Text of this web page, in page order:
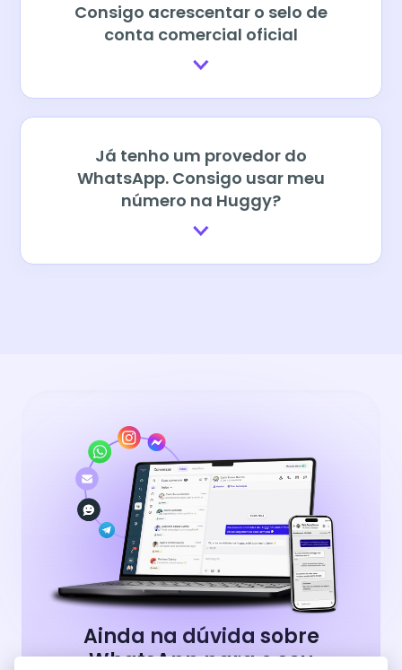
Consigo acrescentar o selo de
conta comercial oficial
Já tenho um provedor do
WhatsApp. Consigo usar meu
número na Huggy?
Ainda na dúvida sobre
WhatsApp para o seu